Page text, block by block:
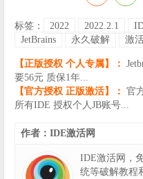
标签： 2022 2022.2.1
JetBrains
永久破解 激
【正版授权 个人专属】：
要56元 质保1年...
【官方授权 正版激活】： 官
所有IDE 授权个人JB账号...
作者：IDE激活网
IDE激活网，
统等破解教程